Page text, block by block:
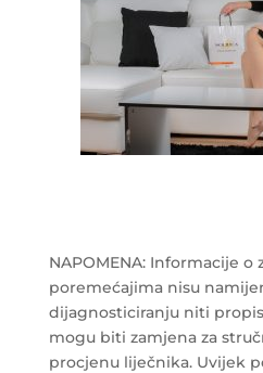
NAPOMENA: Informacije o
poremećajima nisu
dijagnosticiranju niti
mogu biti zamjena za
procjenu liječnika. Uvijek